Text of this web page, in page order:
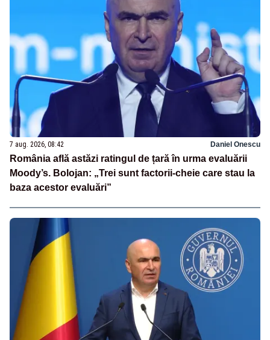
7 aug. 2026, 08:42 Daniel Onescu
România află astăzi ratingul de țară în urma evaluării
Moody’s. Bolojan: „Trei sunt factorii-cheie care stau la
baza acestor evaluări”